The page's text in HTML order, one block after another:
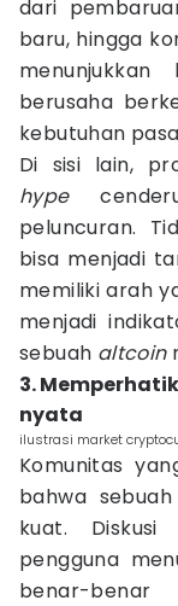
dari
baru, hingga
berusaha
kebutuhan
Di sisi lain,
hype
peluncuran.
bisa menjadi
memiliki arah
menjadi
sebuah altcoin
3.
nyata
ilustrasi market
Komunitas
bahwa
kuat.
pengguna
benar-